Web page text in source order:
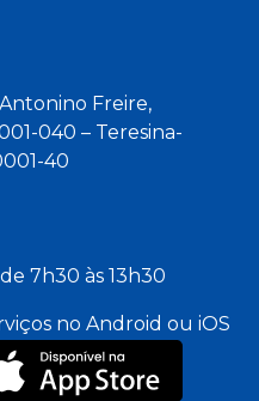
Freire,
040 – Teresina-
40
7h30 às 13h30
no Android ou iOS